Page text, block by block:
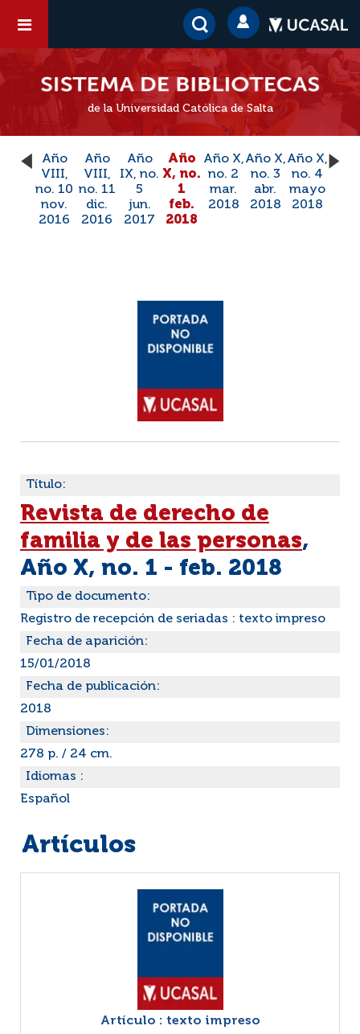
de la Universidad Católica de Salta
Año
VIII,
no. 10
nov.
2016
Año
VIII,
no. 11
dic.
2016
Año
IX, no.
5
jun.
2017
Año
X, no.
1
feb.
2018
Año X,
no. 2
mar.
2018
Año X,
no. 3
abr.
2018
Año X,
no. 4
mayo
2018
Título:
Revista de derecho de
familia y de las personas,
Año X, no. 1 - feb. 2018
Tipo de documento:
Registro de recepción de seriadas : texto impreso
Fecha de aparición:
15/01/2018
Fecha de publicación:
2018
Dimensiones:
278 p. / 24 cm.
Idiomas :
Español
Artículos
Artículo : texto impreso